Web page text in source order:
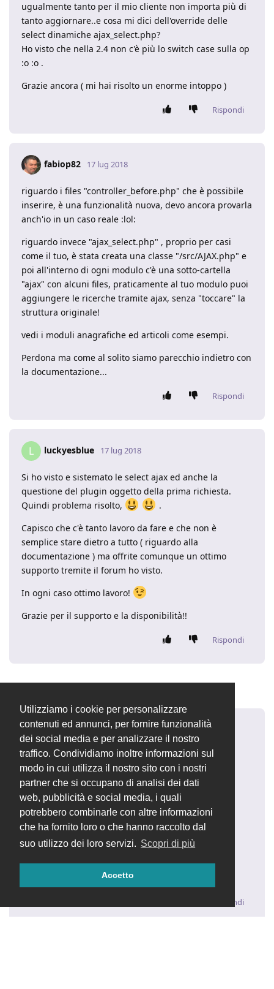
Utilizziamo i cookie per personalizzare
contenuti ed annunci, per fornire funzionalità
dei social media e per analizzare il nostro
traffico. Condividiamo inoltre informazioni sul
modo in cui utilizza il nostro sito con i nostri
partner che si occupano di analisi dei dati
web, pubblicità e social media, i quali
potrebbero combinarle con altre informazioni
che ha fornito loro o che hanno raccolto dal
suo utilizzo dei loro servizi. Scopri di più
Accetto
ugualmente tanto per il mio cliente non importa più di
tanto aggiornare..e cosa mi dici dell'override delle
select dinamiche ajax_select.php?
Ho visto che nella 2.4 non c'è più lo switch case sulla op
:o :o .
Grazie ancora ( mi hai risolto un enorme intoppo )
Rispondi
fabiop82 17 lug 2018
riguardo i files "controller_before.php" che è possibile
inserire, è una funzionalità nuova, devo ancora provarla
anch'io in un caso reale :lol:
riguardo invece "ajax_select.php" , proprio per casi
come il tuo, è stata creata una classe "/src/AJAX.php" e
poi all'interno di ogni modulo c'è una sotto-cartella
"ajax" con alcuni files, praticamente al tuo modulo puoi
aggiungere le ricerche tramite ajax, senza "toccare" la
struttura originale!
vedi i moduli anagrafiche ed articoli come esempi.
Perdona ma come al solito siamo parecchio indietro con
la documentazione...
Rispondi
L luckyesblue 17 lug 2018
Si ho visto e sistemato le select ajax ed anche la
questione del plugin oggetto della prima richiesta.
Quindi problema risolto,
.
Capisco che c'è tanto lavoro da fare e che non è
semplice stare dietro a tutto ( riguardo alla
documentazione ) ma offrite comunque un ottimo
supporto tremite il forum ho visto.
In ogni caso ottimo lavoro!
Grazie per il supporto e la disponibilità!!
Rispondi
L lexen 25 lug 2018
Salve a tutti,
seguivo con interesse questo post
poichè sono in procinto di realizzare un modulo
personalizzato inerente una semplice anagrafica.
C'è qualche guida o suggerimento che potreste
indicarmi ?
p.s. sono unprogrammatore php ed ho installato la
Rispondi